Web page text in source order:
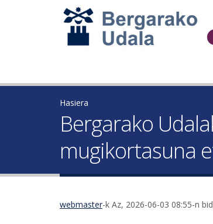
Hasiera
Bergarako
mugikortasuna
webmaster-k Az, 2026-06-03 08:55-n